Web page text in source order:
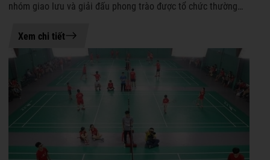
18-06-2026 15:39
nhóm giao lưu và giải đấu phong trào được tổ chức thường
Xem chi tiết